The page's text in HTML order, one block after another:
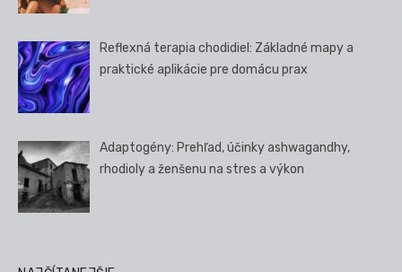
Reflexná terapia chodidiel: Základné mapy a
praktické aplikácie pre domácu prax
Adaptogény: Prehľad, účinky ashwagandhy,
rhodioly a ženšenu na stres a výkon